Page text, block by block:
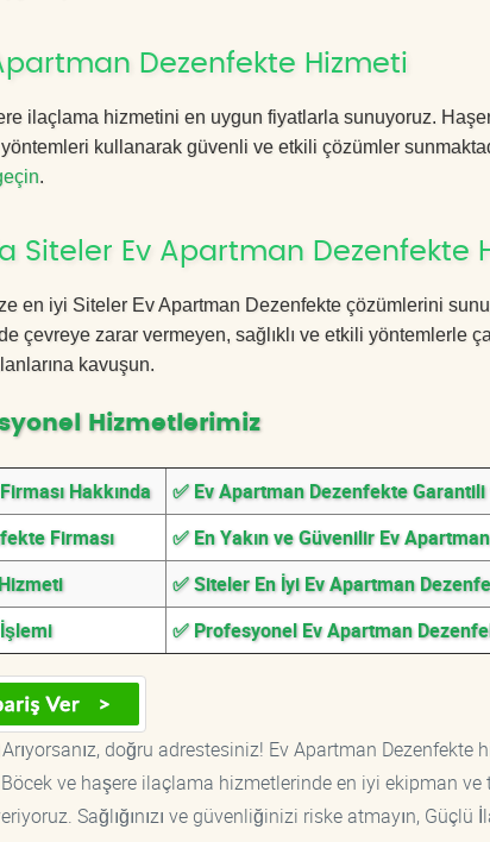
Dezenfekte Hizmeti
ilaçlama hizmetini en uygun fiyatlarla sunuyoruz.
kullanarak güvenli ve etkili çözümler
.
Siteler Ev Apartman Dezenfekte
en iyi Siteler Ev Apartman Dezenfekte çözümlerini
çevreye zarar vermeyen, sağlıklı ve etkili yöntemlerle
kavuşun.
Hizmetlerimiz
Hakkında
✅ Ev Apartman Dezenfekte
Firması
✅ En Yakın ve Güvenilir Ev
✅ Siteler En İyi Ev Apartman
✅ Profesyonel Ev Apartman
doğru adrestesiniz! Ev Apartman Dezenfekte
ve haşere ilaçlama hizmetlerinde en iyi ekipman ve
Sağlığınızı ve güvenliğinizi riske atmayın, Güçlü